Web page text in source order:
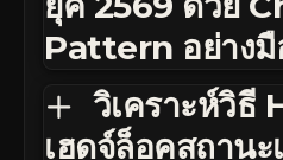
Pattern อย่าง
วิเคราะห์วิธี
เฮดจ์ล็อคสถานะ